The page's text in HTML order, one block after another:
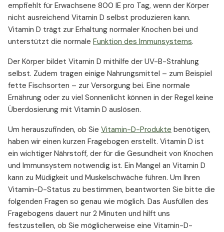
empfiehlt für Erwachsene 800 IE pro Tag, wenn der Körper
nicht ausreichend Vitamin D selbst produzieren kann.
Vitamin D trägt zur Erhaltung normaler Knochen bei und
unterstützt die normale Funktion des Immunsystems.
Der Körper bildet Vitamin D mithilfe der UV-B-Strahlung
selbst. Zudem tragen einige Nahrungsmittel – zum Beispiel
fette Fischsorten – zur Versorgung bei. Eine normale
Ernährung oder zu viel Sonnenlicht können in der Regel keine
Überdosierung mit Vitamin D auslösen.
Um herauszufinden, ob Sie Vitamin-D-Produkte benötigen,
haben wir einen kurzen Fragebogen erstellt. Vitamin D ist
ein wichtiger Nährstoff, der für die Gesundheit von Knochen
und Immunsystem notwendig ist. Ein Mangel an Vitamin D
kann zu Müdigkeit und Muskelschwäche führen. Um Ihren
Vitamin-D-Status zu bestimmen, beantworten Sie bitte die
folgenden Fragen so genau wie möglich. Das Ausfüllen des
Fragebogens dauert nur 2 Minuten und hilft uns
festzustellen, ob Sie möglicherweise eine Vitamin-D-